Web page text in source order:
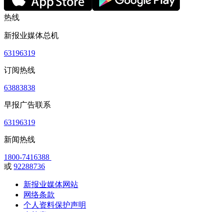
热线
新报业媒体总机
63196319
订阅热线
63883838
早报广告联系
63196319
新闻热线
1800-7416388
或 92288736
新报业媒体网站
网络条款
个人资料保护声明